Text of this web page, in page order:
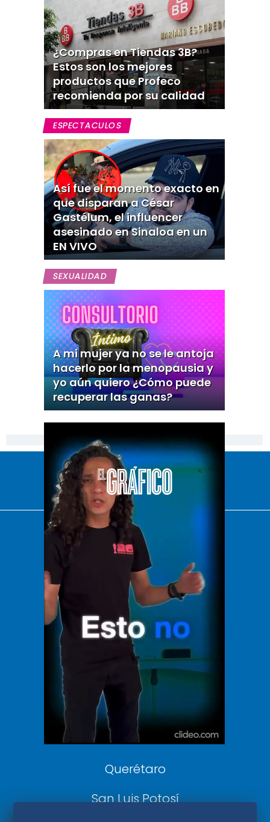
¿Compras en Tiendas 3B?
Estos son los mejores
productos que Profeco
recomienda por su calidad
ESPECTACULOS
Así fue el momento exacto en
que disparan a César
Gastélum, el influencer
asesinado en Sinaloa en un
EN VIVO
SEXUALIDAD
A mi mujer ya no se le antoja
hacerlo por la menopausia y
yo aún quiero ¿Cómo puede
recuperar las ganas?
[Publicidad]
El Universal
Vive USA
Clase
De 10 sports
DeDinero
Confabulario
Aviso Oportuno
Consultas
Querétaro
San Luis Potosí